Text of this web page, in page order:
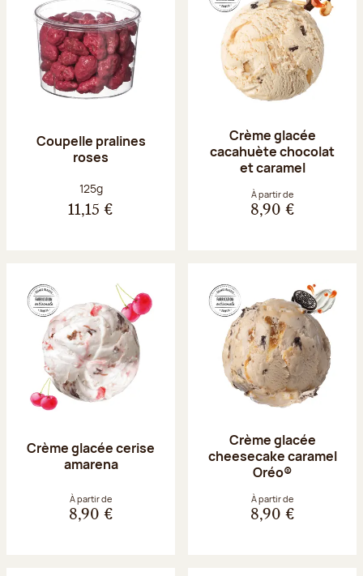
Coupelle pralines
roses
Poids net :
125g
11,15 €
Crème glacée
cacahuète chocolat
et caramel
À partir de
8,90 €
Crème glacée cerise
amarena
À partir de
8,90 €
Crème glacée
cheesecake caramel
Oréo®
À partir de
8,90 €